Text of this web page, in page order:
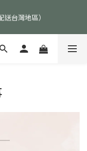
台灣地區）
｜高品水晶｜客製化商